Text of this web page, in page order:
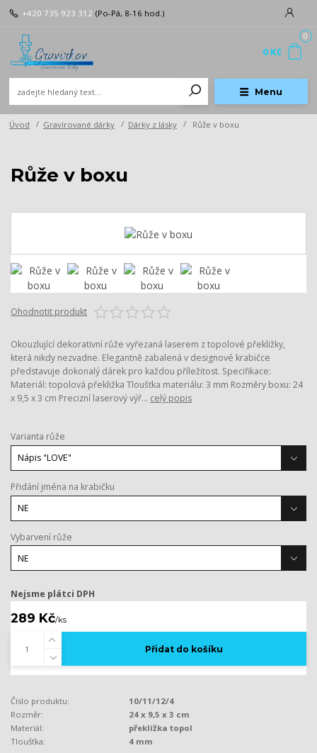
Menu
+420 735 923 312 (Po-Pá, 8-16 hod.)
0
0 Kč
Úvod Gravírované dárky Dárky z lásky Růže v boxu
Růže v boxu
Ohodnotit produkt
Okouzlující dekorativní růže vyřezaná laserem z topolové překližky,
která nikdy nezvadne. Elegantně zabalená v designové krabičce
představuje dokonalý dárek pro každou příležitost. Specifikace:
Materiál: topolová překližka Tloušťka materiálu: 3 mm Rozměry boxu: 24
x 9,5 x 3 cm Precizní laserový výř... celý popis
Varianta růže
Přidání jména na krabičku
Vybarvení růže
Nejsme plátci DPH
289 Kč/ks
Přidat do košíku
Číslo produktu:
10/11/12/4
Rozměr:
24 x 9,5 x 3 cm
Materiál:
překližka topol
Tloušťka:
4 mm